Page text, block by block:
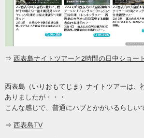
⇒ 西表島ナイトツアーと2時間の日中ショー
西表島（いりおもてじま）ナイトツアーは、
ありましたが・・・
こんな感じで、普通にハブとかがいるらしい
⇒ 西表島TV